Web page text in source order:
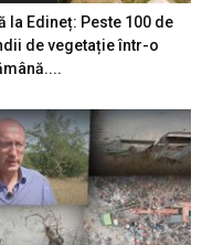
la Edineț: Peste 100 de
de vegetație într-o